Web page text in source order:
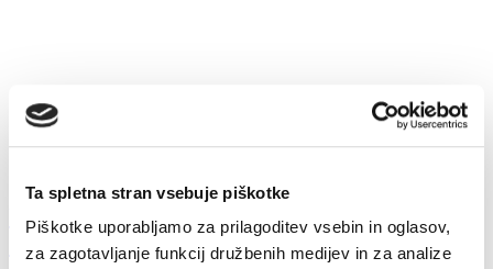
Ta spletna stran vsebuje piškotke
Piškotke uporabljamo za prilagoditev vsebin in oglasov,
za zagotavljanje funkcij družbenih medijev in za analize
Ukrepi za obvladovanje energetske draginje
20...